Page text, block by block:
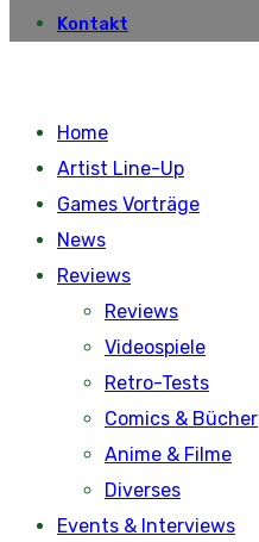
Kontakt
Home
Artist Line-Up
Games Vorträge
News
Reviews
Reviews
Videospiele
Retro-Tests
Comics & Bücher
Anime & Filme
Diverses
Events & Interviews